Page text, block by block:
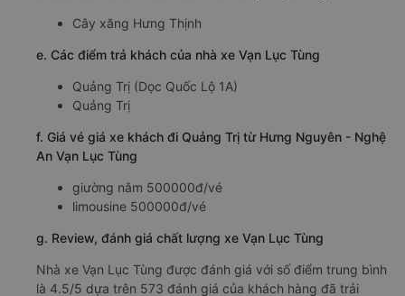
Cây xăng Hưng Thịnh
e. Các điểm trả khách của nhà xe Vạn Lục Tùng
Quảng Trị (Dọc Quốc Lộ 1A)
Quảng Trị
f. Giá vé giá xe khách đi Quảng Trị từ Hưng Nguyên - Nghệ
An Vạn Lục Tùng
giường nằm 500000đ/vé
limousine 500000đ/vé
g. Review, đánh giá chất lượng xe Vạn Lục Tùng
Nhà xe Vạn Lục Tùng được đánh giá với số điểm trung bình
là 4.5/5 dựa trên 573 đánh giá của khách hàng đã trải